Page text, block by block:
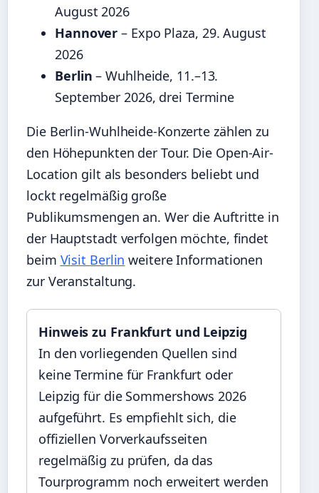
August 2026
Hannover – Expo Plaza, 29. August
2026
Berlin – Wuhlheide, 11.–13.
September 2026, drei Termine
Die Berlin-Wuhlheide-Konzerte zählen zu
den Höhepunkten der Tour. Die Open-Air-
Location gilt als besonders beliebt und
lockt regelmäßig große
Publikumsmengen an. Wer die Auftritte in
der Hauptstadt verfolgen möchte, findet
beim Visit Berlin weitere Informationen
zur Veranstaltung.
Hinweis zu Frankfurt und Leipzig
In den vorliegenden Quellen sind
keine Termine für Frankfurt oder
Leipzig für die Sommershows 2026
aufgeführt. Es empfiehlt sich, die
offiziellen Vorverkaufsseiten
regelmäßig zu prüfen, da das
Tourprogramm noch erweitert werden